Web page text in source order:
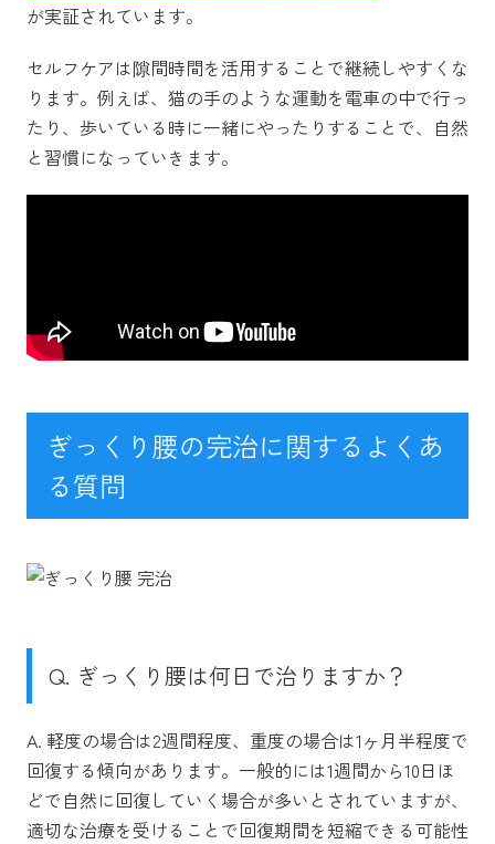
が実証されています。
セルフケアは隙間時間を活用することで継続しやすくな
ります。例えば、猫の手のような運動を電車の中で行っ
たり、歩いている時に一緒にやったりすることで、自然
と習慣になっていきます。
ぎっくり腰の完治に関するよくあ
る質問
Q. ぎっくり腰は何日で治りますか？
A. 軽度の場合は2週間程度、重度の場合は1ヶ月半程度で
回復する傾向があります。一般的には1週間から10日ほ
どで自然に回復していく場合が多いとされていますが、
適切な治療を受けることで回復期間を短縮できる可能性